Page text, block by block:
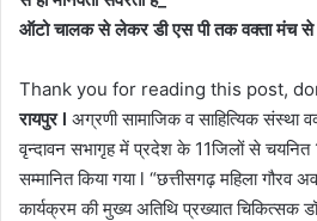
ऑटो चालक से लेकर डी एस पी तक वक्ता मंच से
Thank you for reading this post,
रायपुर l अग्रणी सामाजिक व साहित्यिक संस्था
वृन्दावन सभागृह में प्रदेश के 11जिलों से चयनित
सम्मानित किया गया l “छत्तीसगढ़ महिला गौरव
कार्यक्रम की मुख्य अतिथि प्रख्यात चिकित्सक